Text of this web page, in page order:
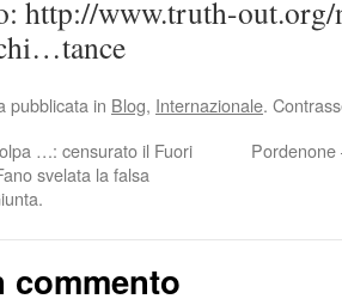
http://www.truth-out.org/
pubblicata in Blog, Internazionale.
…: censurato il Fuori
svelata la falsa
Pordenone
commento